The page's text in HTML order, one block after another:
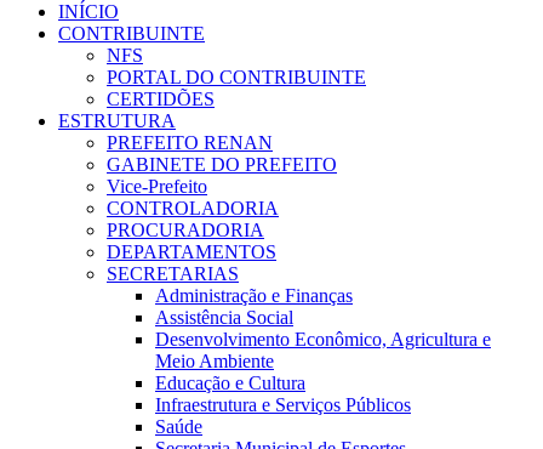
INÍCIO
CONTRIBUINTE
NFS
PORTAL DO CONTRIBUINTE
CERTIDÕES
ESTRUTURA
PREFEITO RENAN
GABINETE DO PREFEITO
Vice-Prefeito
CONTROLADORIA
PROCURADORIA
DEPARTAMENTOS
SECRETARIAS
Administração e Finanças
Assistência Social
Desenvolvimento Econômico, Agricultura e
Meio Ambiente
Educação e Cultura
Infraestrutura e Serviços Públicos
Saúde